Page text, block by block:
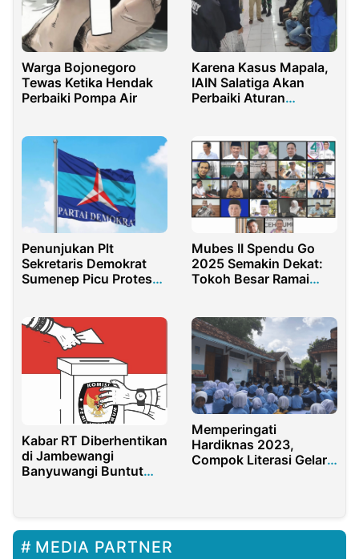
Warga Bojonegoro
Tewas Ketika Hendak
Perbaiki Pompa Air
Karena Kasus Mapala,
IAIN Salatiga Akan
Perbaiki Aturan
Penunjukan Plt
Sekretaris Demokrat
Sumenep Picu Protes
Mubes II Spendu Go
2025 Semakin Dekat:
Tokoh Besar Ramai
Go
Kabar RT Diberhentikan
di Jambewangi
Banyuwangi Buntut
Memperingati
Hardiknas 2023,
Compok Literasi Gelar
MEDIA PARTNER